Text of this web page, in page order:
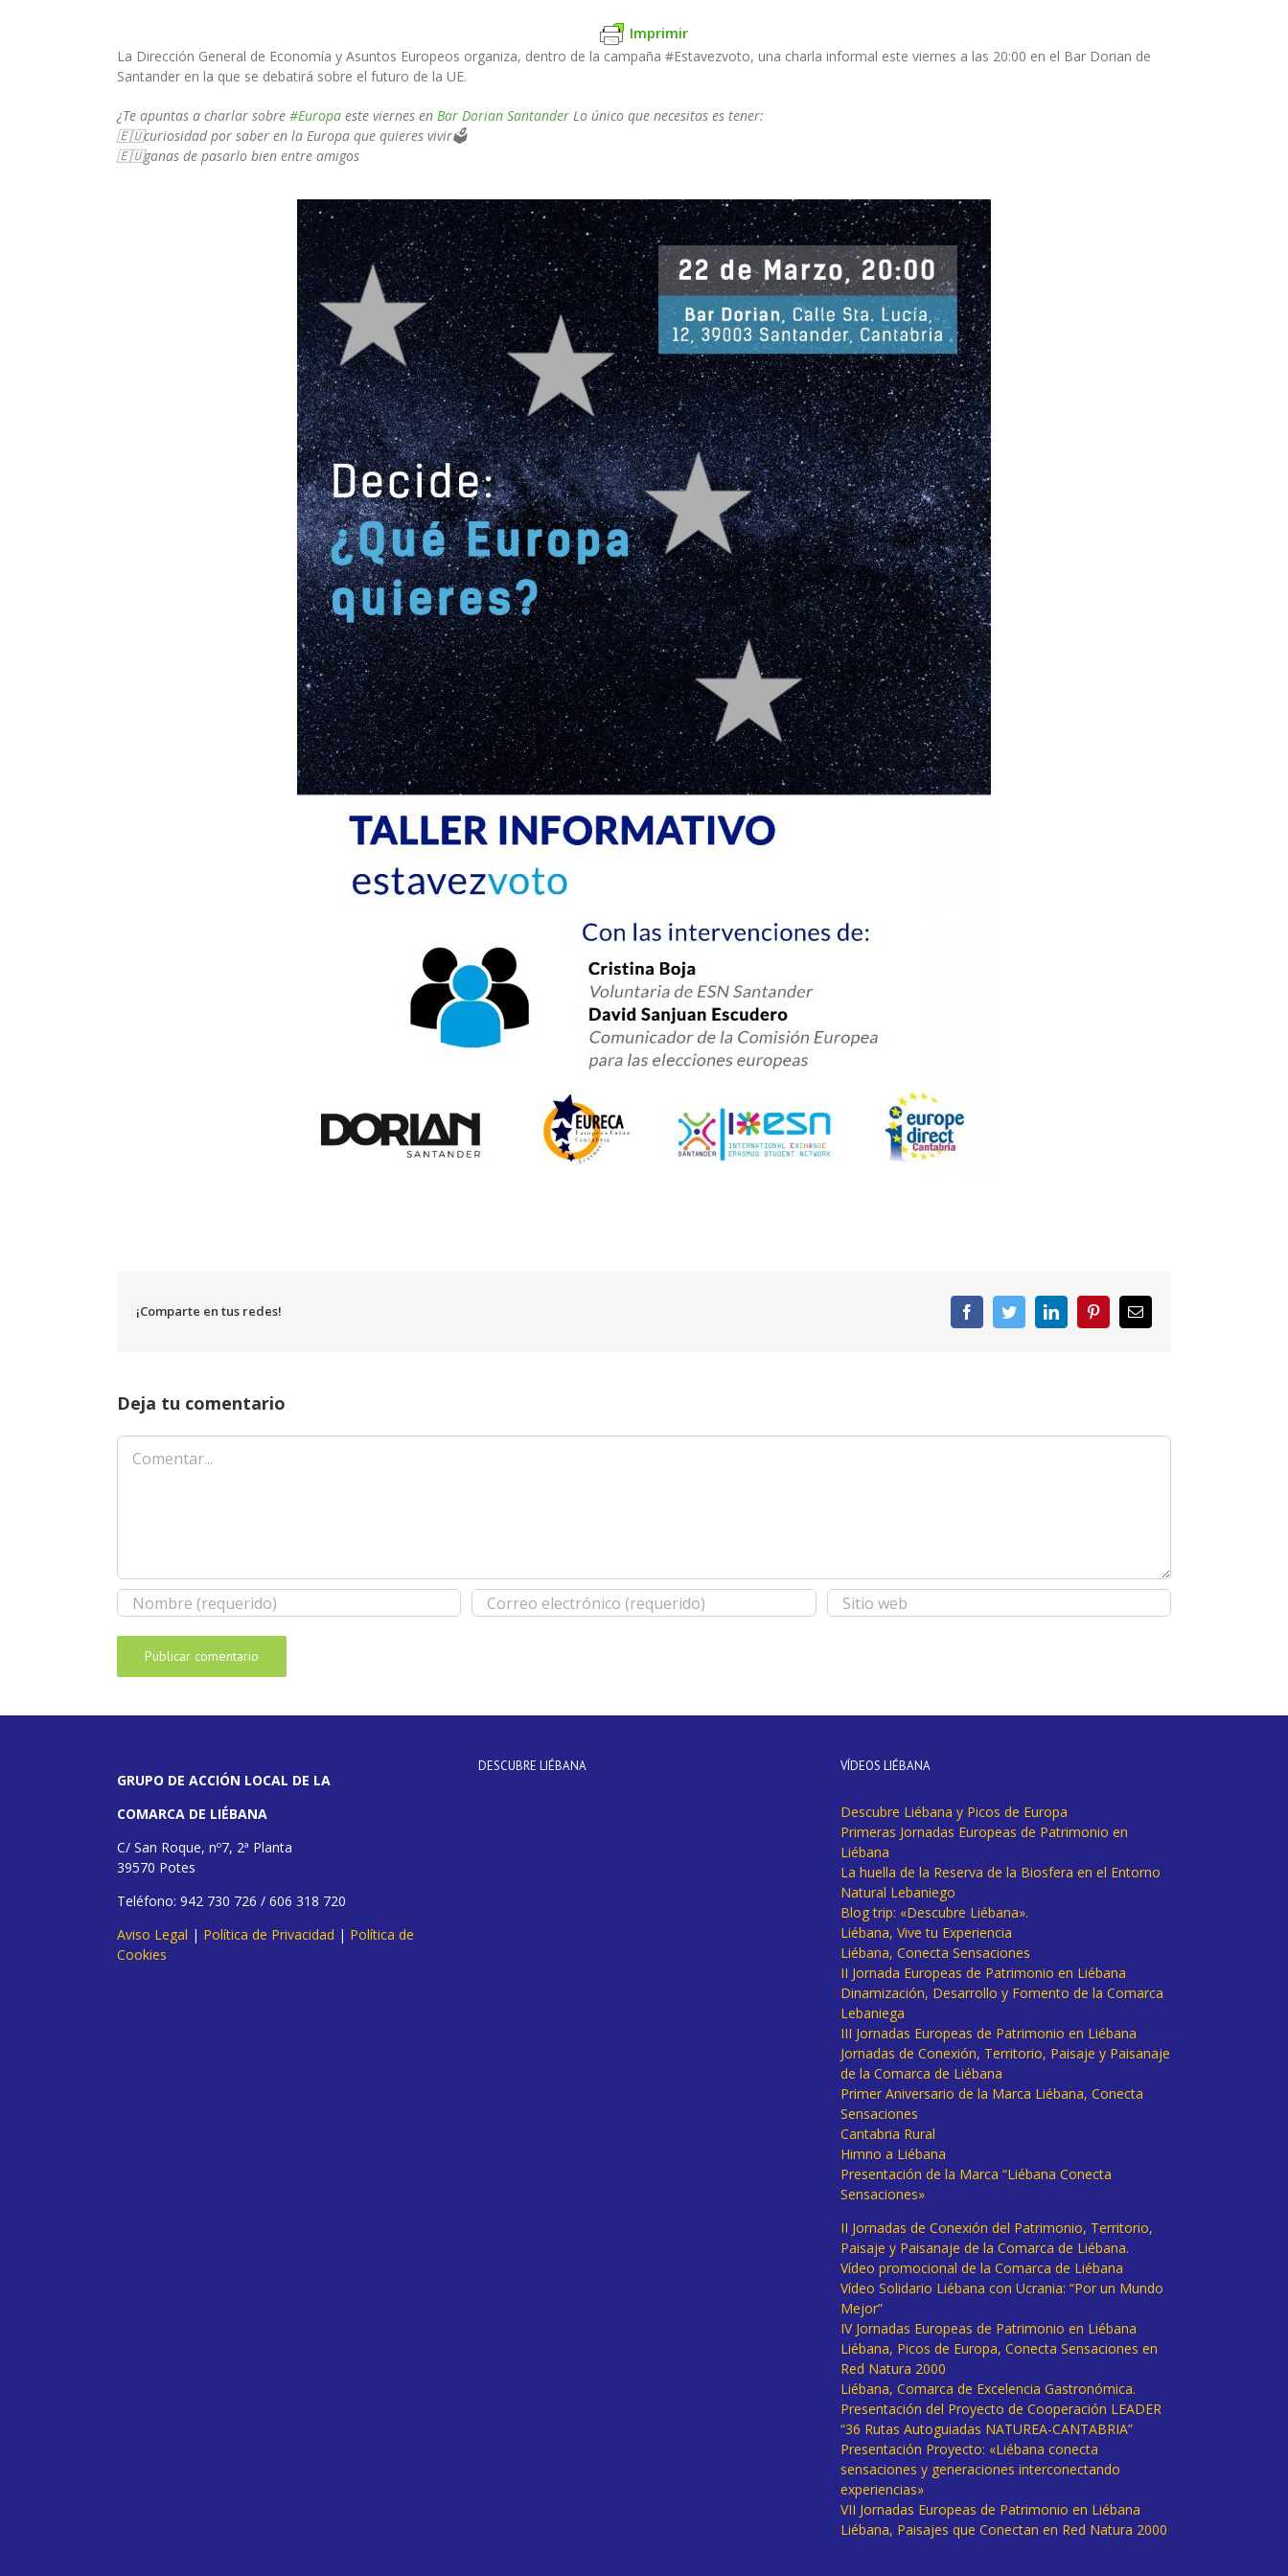
Imprimir
La Dirección General de Economía y Asuntos Europeos organiza, dentro de la campaña #Estavezvoto, una charla informal este viernes a las 20:00 en el Bar Dorian de
Santander en la que se debatirá sobre el futuro de la UE.
¿Te apuntas a charlar sobre #Europa este viernes en Bar Dorian Santander Lo único que necesitas es tener:
🇪🇺curiosidad por saber en la Europa que quieres vivir🗳️
🇪🇺ganas de pasarlo bien entre amigos
¡Comparte en tus redes! FacebookTwitterLinkedInPinterestCorreo
electrónico
Deja tu comentario
Comentar
GRUPO DE ACCIÓN LOCAL DE LA
COMARCA DE LIÉBANA
C/ San Roque, nº7, 2ª Planta
39570 Potes
Teléfono: 942 730 726 / 606 318 720
Aviso Legal | Política de Privacidad | Política de
Cookies
DESCUBRE LIÉBANA VÍDEOS LIÉBANA
Descubre Liébana y Picos de Europa
Primeras Jornadas Europeas de Patrimonio en
Liébana
La huella de la Reserva de la Biosfera en el Entorno
Natural Lebaniego
Blog trip: «Descubre Liébana».
Liébana, Vive tu Experiencia
Liébana, Conecta Sensaciones
II Jornada Europeas de Patrimonio en Liébana
Dinamización, Desarrollo y Fomento de la Comarca
Lebaniega
III Jornadas Europeas de Patrimonio en Liébana
Jornadas de Conexión, Territorio, Paisaje y Paisanaje
de la Comarca de Liébana
Primer Aniversario de la Marca Liébana, Conecta
Sensaciones
Cantabria Rural
Himno a Liébana
Presentación de la Marca “Liébana Conecta
Sensaciones»
II Jornadas de Conexión del Patrimonio, Territorio,
Paisaje y Paisanaje de la Comarca de Liébana.
Vídeo promocional de la Comarca de Liébana
Vídeo Solidario Liébana con Ucrania: “Por un Mundo
Mejor”
IV Jornadas Europeas de Patrimonio en Liébana
Liébana, Picos de Europa, Conecta Sensaciones en
Red Natura 2000
Liébana, Comarca de Excelencia Gastronómica.
Presentación del Proyecto de Cooperación LEADER
“36 Rutas Autoguiadas NATUREA-CANTABRIA”
Presentación Proyecto: «Liébana conecta
sensaciones y generaciones interconectando
experiencias»
VII Jornadas Europeas de Patrimonio en Liébana
Liébana, Paisajes que Conectan en Red Natura 2000